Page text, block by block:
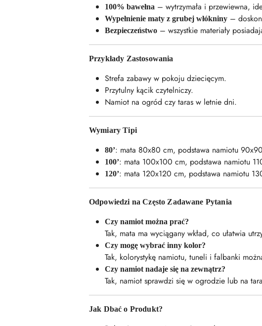
100% bawełna – wytrzymała i przewiewna,
Wypełnienie maty z grubej włókniny –
Bezpieczeństwo – wszystkie materiały
Przykłady Zastosowania
Strefa zabawy w pokoju dziecięcym.
Przytulny kącik czytelniczy.
Namiot na ogród czy taras w letnie dni.
Wymiary Tipi
80’: mata 80x80 cm, podstawa namiotu
100’: mata 100x100 cm, podstawa namiotu
120’: mata 120x120 cm, podstawa namiotu
Odpowiedzi na Często Zadawane Pytania
Czy namiot można prać?
Tak, mata ma wyciągany wkład, co ułatwia
Czy mogę wybrać inny kolor?
Tak, kolorystykę namiotu, tuneli i falbanki
Czy namiot nadaje się na zewnątrz?
Tak, namiot sprawdzi się w ogrodzie lub na
Jak Dbać o Produkt?